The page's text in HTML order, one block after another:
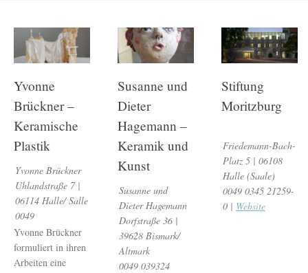
Yvonne
Brückner –
Keramische
Plastik
Yvonne Brückner
Uhlandstraße 7 |
06114 Halle/ Salle
0049
Yvonne Brückner
formuliert in ihren
Arbeiten eine
Susanne und
Dieter
Hagemann –
Keramik und
Kunst
Susanne und
Dieter Hagemann
Dorfstraße 36 |
39628 Bismark/
Altmark
0049 039324
Stiftung
Moritzburg
Friedemann-Bach-
Platz 5 | 06108
Halle (Saale)
0049 0345 21259-
0 | Website